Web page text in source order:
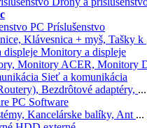
PC Príslušenstvo
Klávesnica + myš, Tašky k
Monitory a displeje
Monitory ACER, Monitory
Sieť a komunikácia
Bezdrôtové adaptéry, ...
PC Software
Kancelárske balíky, Ant ...